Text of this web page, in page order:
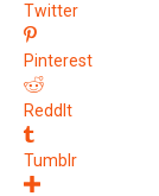
Twitter
Pinterest
ReddIt
Tumblr